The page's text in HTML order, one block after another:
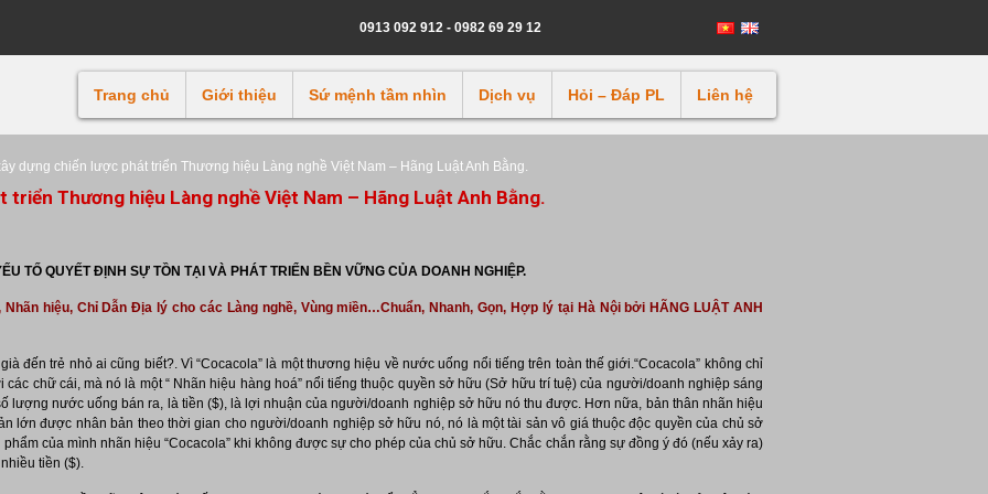
0913 092 912 - 0982 69 29 12
Trang chủ Giới thiệu Sứ mệnh tầm nhìn Dịch vụ Hỏi – Đáp PL Liên hệ
dựng chiến lược phát triển Thương hiệu Làng nghề Việt Nam – Hãng Luật Anh Bằng.
Thương hiệu Làng nghề Việt Nam – Hãng Luật Anh Bằng.
TỐ QUYẾT ĐỊNH SỰ TỒN TẠI VÀ PHÁT TRIỂN BỀN VỮNG CỦA DOANH NGHIỆP.
hiệu, Chỉ Dẫn Địa lý cho các Làng nghề, Vùng miền…Chuẩn, Nhanh, Gọn, Hợp lý tại Hà Nội bởi HÃNG LUẬT ANH
đến trẻ nhỏ ai cũng biết?. Vì “Cocacola” là một thương hiệu về nước uống nổi tiếng trên toàn thế giới.“Cocacola” không chỉ
chữ cái, mà nó là một “ Nhãn hiệu hàng hoá” nổi tiếng thuộc quyền sở hữu (Sở hữu trí tuệ) của người/doanh nghiệp sáng
lượng nước uống bán ra, là tiền ($), là lợi nhuận của người/doanh nghiệp sở hữu nó thu được. Hơn nữa, bản thân nhãn hiệu
lớn được nhân bản theo thời gian cho người/doanh nghiệp sở hữu nó, nó là một tài sản vô giá thuộc độc quyền của chủ sở
của mình nhãn hiệu “Cocacola” khi không được sự cho phép của chủ sở hữu. Chắc chắn rằng sự đồng ý đó (nếu xảy ra)
tiền ($).